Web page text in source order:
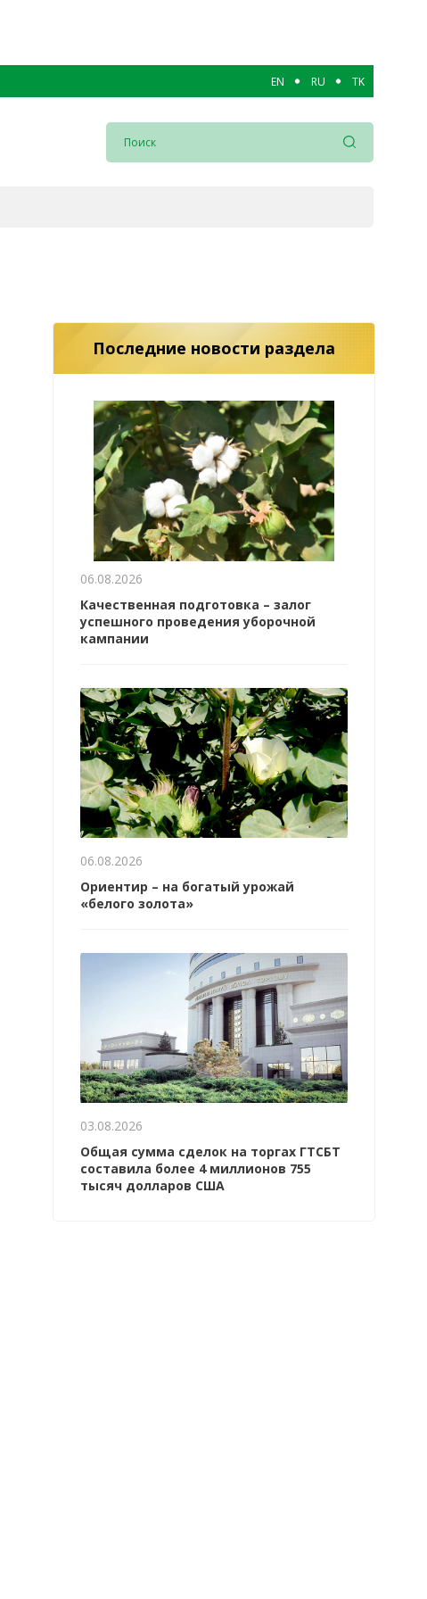
EN RU TK
Последние новости раздела
06.08.2026
Качественная подготовка – залог
успешного проведения уборочной
кампании
06.08.2026
Ориентир – на богатый урожай
«белого золота»
03.08.2026
Общая сумма сделок на торгах ГТСБТ
составила более 4 миллионов 755
тысяч долларов США